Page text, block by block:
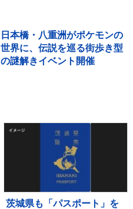
日本橋・八重洲がポケモンの
世界に、伝説を巡る街歩き型
の謎解きイベント開催
茨城県も「パスポート」を